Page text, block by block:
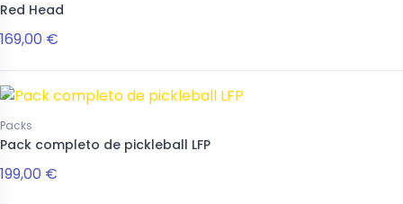
Red Head
169,00 €
Packs
Pack completo de pickleball LFP
199,00 €